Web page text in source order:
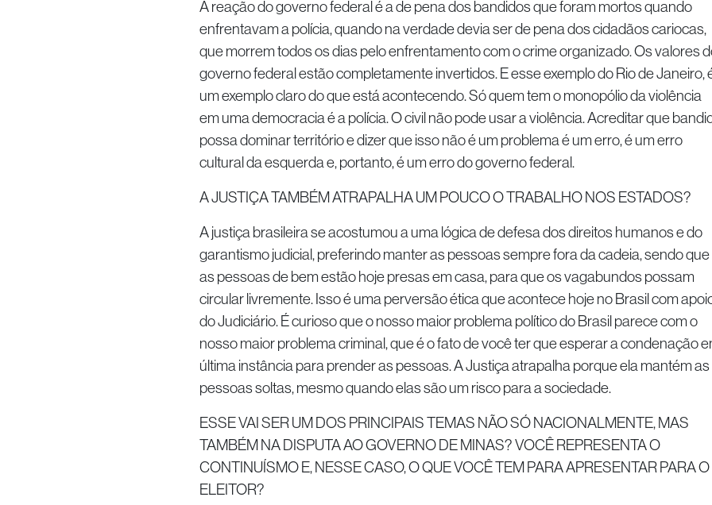
A reação do governo federal é a de pena dos bandidos que foram mortos quando
enfrentavam a polícia, quando na verdade devia ser de pena dos cidadãos cariocas,
que morrem todos os dias pelo enfrentamento com o crime organizado. Os valores
governo federal estão completamente invertidos. E esse exemplo do Rio de Janeiro,
um exemplo claro do que está acontecendo. Só quem tem o monopólio da violência
em uma democracia é a polícia. O civil não pode usar a violência. Acreditar que
possa dominar território e dizer que isso não é um problema é um erro, é um erro
cultural da esquerda e, portanto, é um erro do governo federal.
A JUSTIÇA TAMBÉM ATRAPALHA UM POUCO O TRABALHO NOS ESTADOS?
A justiça brasileira se acostumou a uma lógica de defesa dos direitos humanos e do
garantismo judicial, preferindo manter as pessoas sempre fora da cadeia, sendo que
as pessoas de bem estão hoje presas em casa, para que os vagabundos possam
circular livremente. Isso é uma perversão ética que acontece hoje no Brasil com
do Judiciário. É curioso que o nosso maior problema político do Brasil parece com o
nosso maior problema criminal, que é o fato de você ter que esperar a condenação
última instância para prender as pessoas. A Justiça atrapalha porque ela mantém as
pessoas soltas, mesmo quando elas são um risco para a sociedade.
ESSE VAI SER UM DOS PRINCIPAIS TEMAS NÃO SÓ NACIONALMENTE, MAS
TAMBÉM NA DISPUTA AO GOVERNO DE MINAS? VOCÊ REPRESENTA O
CONTINUÍSMO E, NESSE CASO, O QUE VOCÊ TEM PARA APRESENTAR PARA O
ELEITOR?